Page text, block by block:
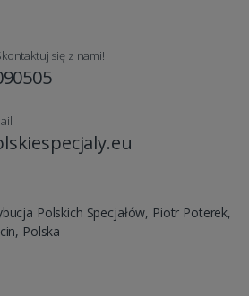
się z nami!
Polskich Specjałów, Piotr Poterek,
Polska